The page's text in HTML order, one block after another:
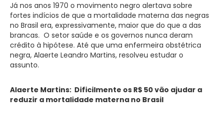
Já nos anos 1970 o movimento negro alertava sobre
fortes indícios de que a mortalidade materna das negras
no Brasil era, expressivamente, maior que do que a das
brancas. O setor saúde e os governos nunca deram
crédito à hipótese. Até que uma enfermeira obstétrica
negra, Alaerte Leandro Martins, resolveu estudar o
assunto.
Alaerte Martins: Dificilmente os R$ 50 vão ajudar a
reduzir a mortalidade materna no Brasil